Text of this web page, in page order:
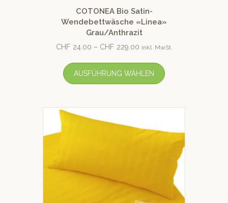
COTONEA Bio Satin-
Wendebettwäsche «Linea»
Grau/Anthrazit
CHF 24.00 – CHF 229.00 inkl. MwSt.
AUSFÜHRUNG WÄHLEN